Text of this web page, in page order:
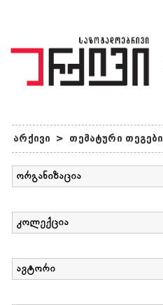
არქივი > თემატური თეგები
ორგანიზაცია
კოლექცია
ავტორი